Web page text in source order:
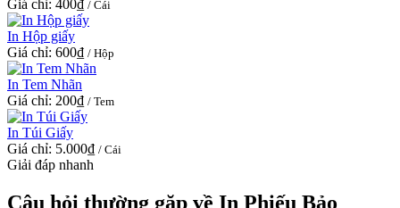
Giá chỉ: 400₫ / Cái
In Hộp giấy
Giá chỉ: 600₫ / Hộp
In Tem Nhãn
Giá chỉ: 200₫ / Tem
In Túi Giấy
Giá chỉ: 5.000₫ / Cái
Giải đáp nhanh
Câu hỏi thường gặp về In Phiếu Bảo